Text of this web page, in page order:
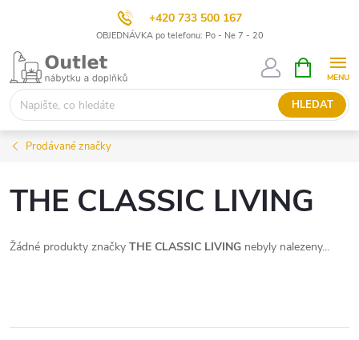
+420 733 500 167
OBJEDNÁVKA po telefonu: Po - Ne 7 - 20
Přejít
obsah
HLEDAT
NÁKUPNÍ
KOŠÍK
Prodávané značky
THE CLASSIC LIVING
Žádné produkty značky THE CLASSIC LIVING nebyly nalezeny...